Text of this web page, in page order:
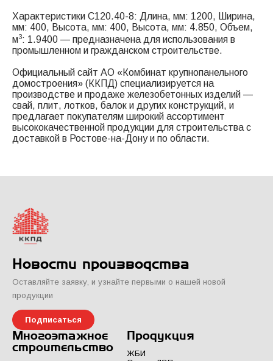
Характеристики С120.40-8: Длина, мм: 1200, Ширина,
мм: 400, Высота, мм: 400, Высота, мм: 4.850, Объем,
м3: 1.9400 — предназначена для использования в
промышленном и гражданском строительстве.
Официальный сайт АО «Комбинат крупнопанельного
домостроения» (ККПД) специализируется на
производстве и продаже железобетонных изделий —
свай, плит, лотков, балок и других конструкций, и
предлагает покупателям широкий ассортимент
высококачественной продукции для строительства с
доставкой в Ростове-на-Дону и по области.
Новости производства
Оставляйте заявку, и узнайте первыми о нашей новой
продукции
Подписаться
Многоэтажное
строительство
Продукция
ЖБИ